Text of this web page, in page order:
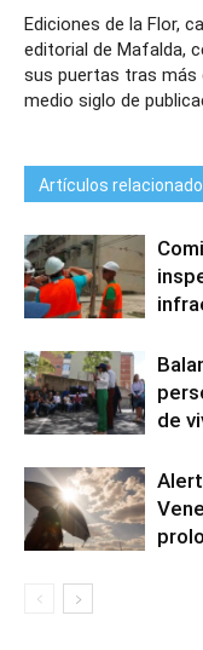
Ediciones de la Flor,
editorial de Mafalda,
sus puertas tras más
medio siglo de
Artículos
de